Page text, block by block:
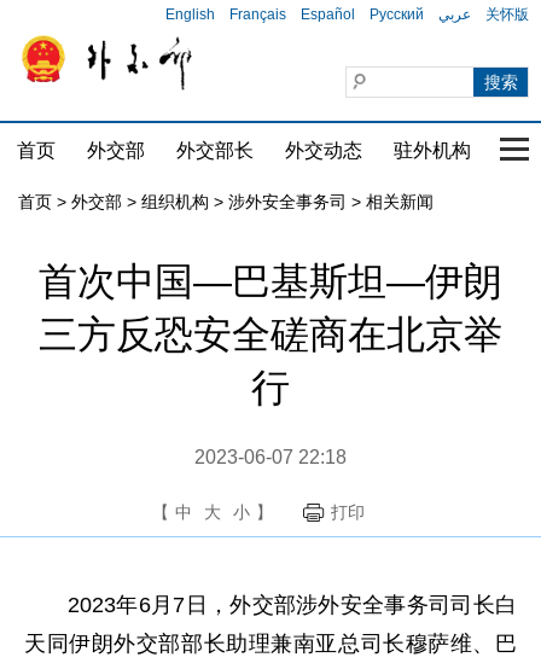
English Français Español Русский عربي 关怀版
首页 外交部 外交部长 外交动态 驻外机构 国
首页 > 外交部 > 组织机构 > 涉外安全事务司 > 相关新闻
首次中国—巴基斯坦—伊朗
三方反恐安全磋商在北京举
行
2023-06-07 22:18
【 中 大 小 】 打印
2023年6月7日，外交部涉外安全事务司司长白
天同伊朗外交部部长助理兼南亚总司长穆萨维、巴